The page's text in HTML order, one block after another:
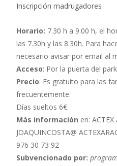
Inscripción madrugadores
Horario: 7.30 h a 9.00 h, el
las 7.30h y las 8.30h. Para
necesario avisar por email al
Acceso: Por la puerta del
Precio: Es gratuito para las
frecuentemente.
Días sueltos 6€.
Más información en: ACTEX
JOAQUINCOSTA@
976 30 73 92
Subvencionado por: